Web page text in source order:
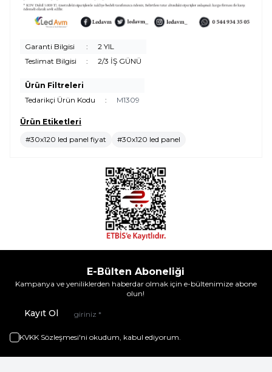
Garanti Bilgisi :
2 YIL
Teslimat Bilgisi
: 2/3 İŞ GÜNÜ
Ürün Filtreleri
Tedarikçi Ürün Kodu
: M1309
Ürün Etiketleri
#30x120 led panel fiyat
#30x120 led panel
E-Bülten Aboneliği
Kampanya ve yeniliklerden haberdar olmak için e-bültenimize abone
olun!
Kayıt Ol
KVKK Sözleşmesi'ni okudum, kabul ediyorum.